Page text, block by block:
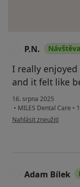
P.N.
I really enjoyed
and it felt like
16. srpna 2025
• MILES Dental Care •
podle názoru uživatele
Nahlásit zneužití
Adam Bílek